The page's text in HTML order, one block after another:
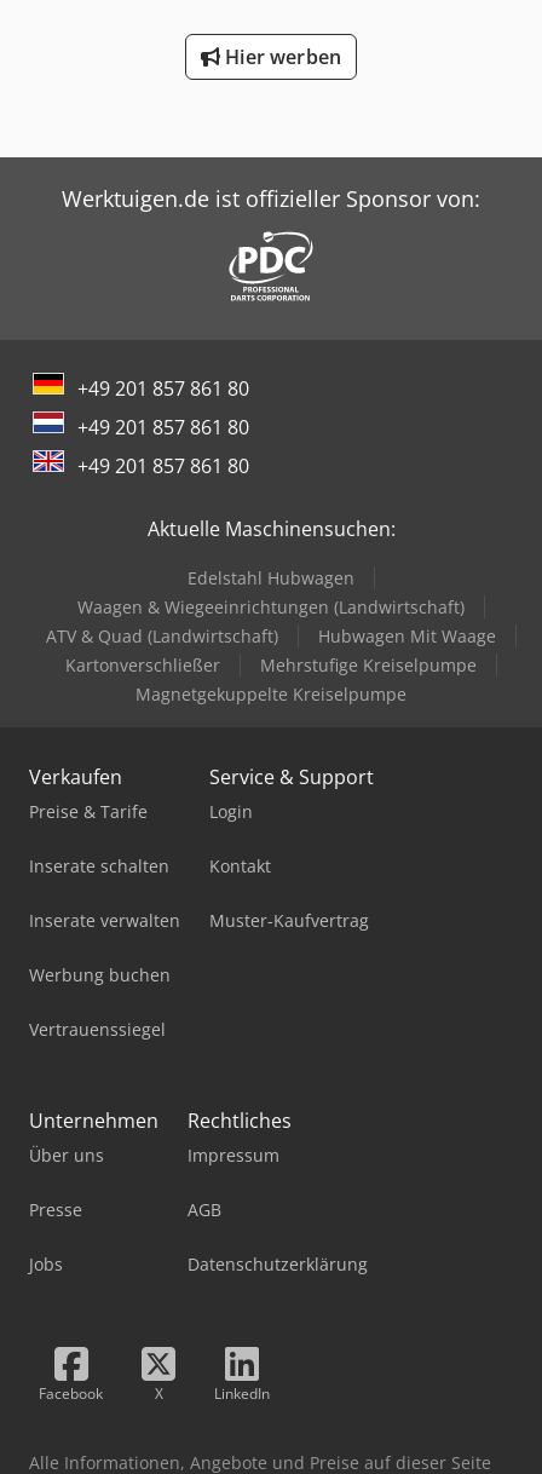
Hier werben
Werktuigen.de ist offizieller Sponsor von:
+49 201 857 861 80
+49 201 857 861 80
+49 201 857 861 80
Aktuelle Maschinensuchen:
Edelstahl Hubwagen
Waagen & Wiegeeinrichtungen (Landwirtschaft)
ATV & Quad (Landwirtschaft)
Hubwagen Mit Waage
Kartonverschließer
Mehrstufige Kreiselpumpe
Magnetgekuppelte Kreiselpumpe
Verkaufen
Preise & Tarife
Inserate schalten
Inserate verwalten
Werbung buchen
Vertrauenssiegel
Service & Support
Login
Kontakt
Muster-Kaufvertrag
Unternehmen
Über uns
Presse
Jobs
Rechtliches
Impressum
AGB
Datenschutzerklärung
Facebook X LinkedIn
Alle Informationen, Angebote und Preise auf dieser Seite